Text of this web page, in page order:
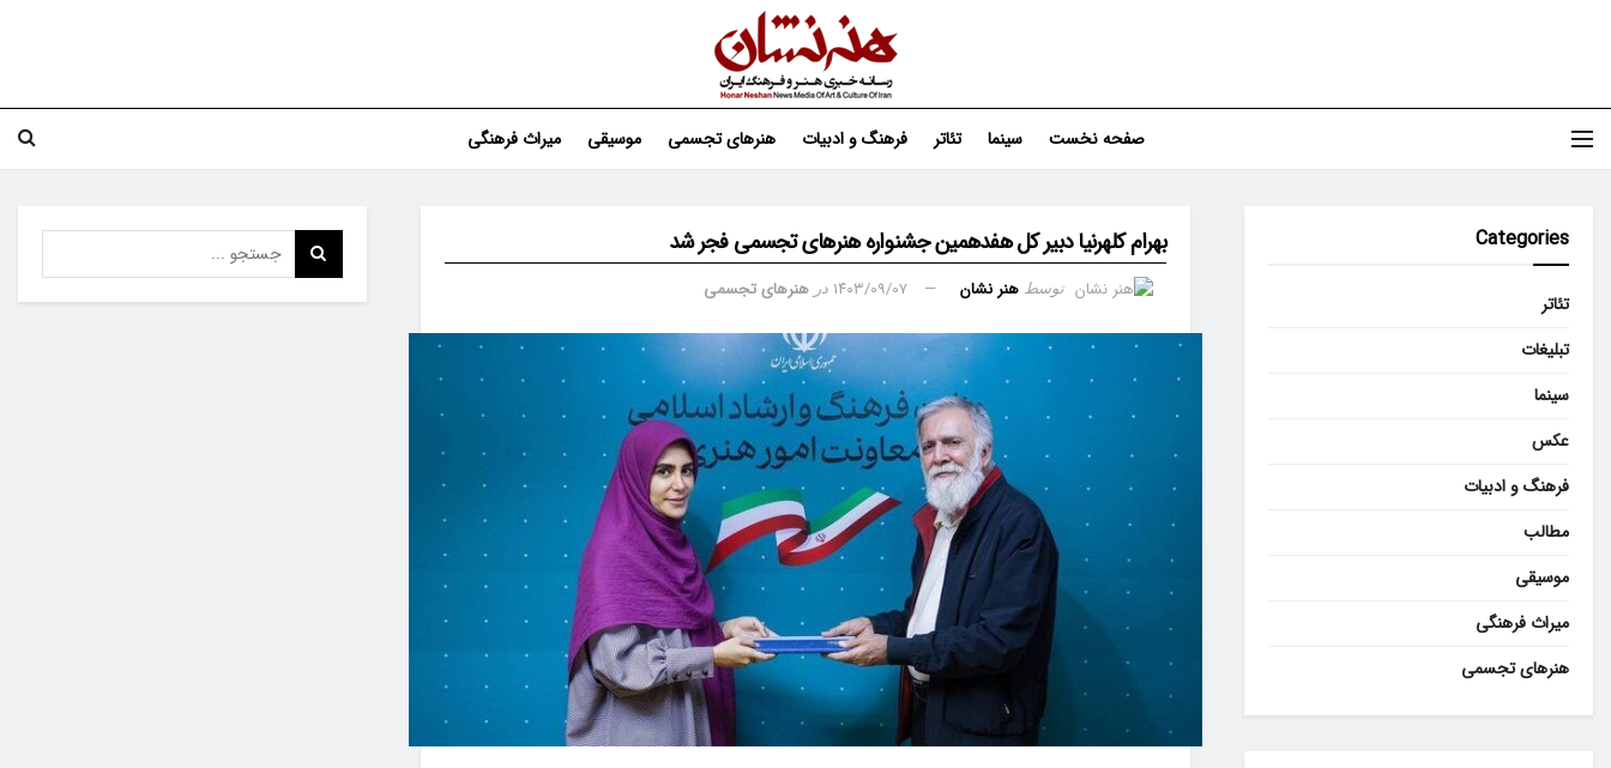
صفحه نخست سینما تئاتر فرهنگ و ادبیات هنرهای تجسمی موسیقی میراث فرهنگی
بهرام کلهرنیا دبیر کل هفدهمین جشنواره هنرهای تجسمی فجر شد
توسط هنر نشان ۱۴۰۳/۰۹/۰۷ در هنرهای تجسمی
Categories
تئاتر
تبلیغات
سینما
عکس
فرهنگ و ادبیات
مطالب
موسیقی
میراث فرهنگی
هنرهای تجسمی